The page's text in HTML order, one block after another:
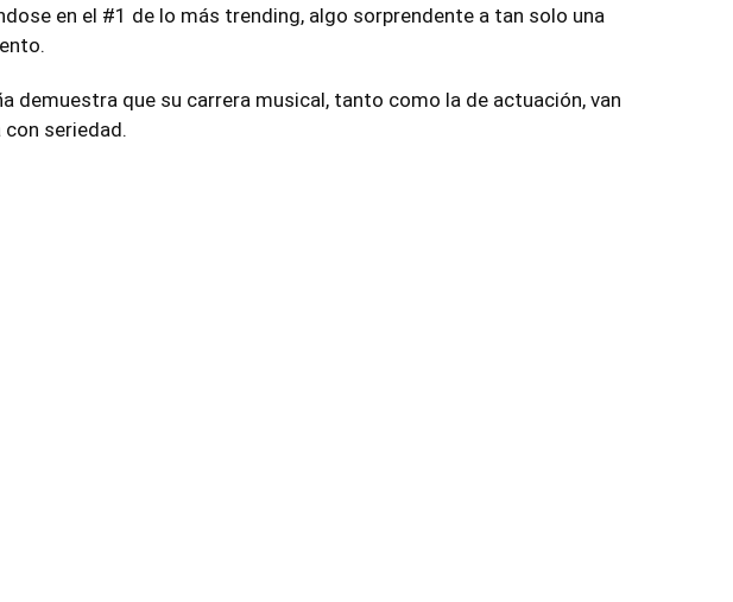
en el #1 de lo más trending, algo sorprendente a tan solo una
demuestra que su carrera musical, tanto como la de actuación, van
seriedad.